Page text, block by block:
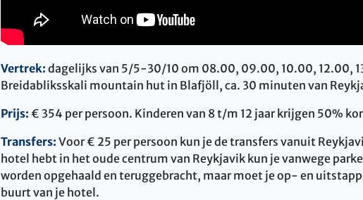
Vertrek: dagelijks van 5/5-30/10 om 08.00, 09.00, 10.00, 12.00,
Breidabliksskali mountain hut in Blafjöll, ca. 30 minuten van
Prijs: € 354 per persoon. Kinderen van 8 t/m 12 jaar krijgen 50%
Transfers: Voor € 25 per persoon kun je de transfers vanuit
hotel hebt in het oude centrum van Reykjavik kun je vanwege
worden opgehaald en teruggebracht, maar moet je op- en
buurt van je hotel.